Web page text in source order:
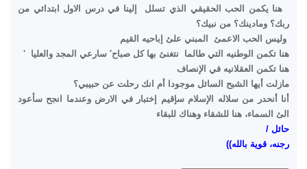
هنا يكمن الحب الحقيقي الذي تسلل إلينا في درس الاول ابتدائي من
ربك؟ ومادينك؟ من نبيك؟
وليس الحب الاعمئ المبني علئ إباحيه القيم
هنا تكمن الوطنيه التي طالما نتغنئ بها كل صباح' سارعي المجد والعليا '
هنا تكمن العقلانيه في الإنصاف
مازلت أيها الشبح السائل موجودا أم انك رحلت عن حبيبي؟
أنا أنحدر من سلاله الإسلام سإقيم إختبار في الارض وعندما انجح سأعود
الئ السماء، هنا للشقاء وهناك للبقاء
حائل /
رجنه، قوية بالله))